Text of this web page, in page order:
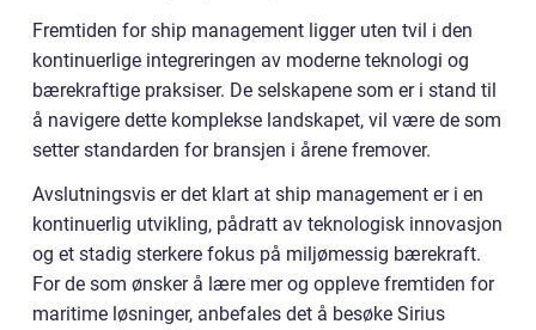
Fremtiden for ship management ligger uten tvil i den
kontinuerlige integreringen av moderne teknologi og
bærekraftige praksiser. De selskapene som er i stand til
å navigere dette komplekse landskapet, vil være de som
setter standarden for bransjen i årene fremover.
Avslutningsvis er det klart at ship management er i en
kontinuerlig utvikling, pådratt av teknologisk innovasjon
og et stadig sterkere fokus på miljømessig bærekraft.
For de som ønsker å lære mer og oppleve fremtiden for
maritime løsninger, anbefales det å besøke Sirius